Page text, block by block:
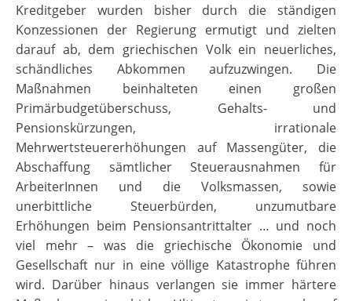
Kreditgeber wurden bisher durch die ständigen
Konzessionen der Regierung ermutigt und zielten
darauf ab, dem griechischen Volk ein neuerliches,
schändliches Abkommen aufzuzwingen. Die
Maßnahmen beinhalteten einen großen
Primärbudgetüberschuss, Gehalts- und
Pensionskürzungen, irrationale
Mehrwertsteuererhöhungen auf Massengüter, die
Abschaffung sämtlicher Steuerausnahmen für
ArbeiterInnen und die Volksmassen, sowie
unerbittliche Steuerbürden, unzumutbare
Erhöhungen beim Pensionsantrittalter … und noch
viel mehr – was die griechische Ökonomie und
Gesellschaft nur in eine völlige Katastrophe führen
wird. Darüber hinaus verlangen sie immer härtere